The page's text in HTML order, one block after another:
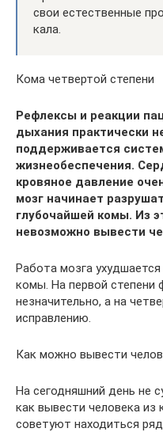
свои естественные
кала.
Кома четвертой степени
Рефлексы и реакции
дыхания практически
поддерживается
жизнеобеспечения.
кровяное давление
мозг начинает
глубочайшей комы. Из
невозможно вывести
Работа мозга
комы. На первой степени
незначительно, а на
исправлению.
Как можно вывести
На сегодняшний день не
как вывести человека
советуют находиться